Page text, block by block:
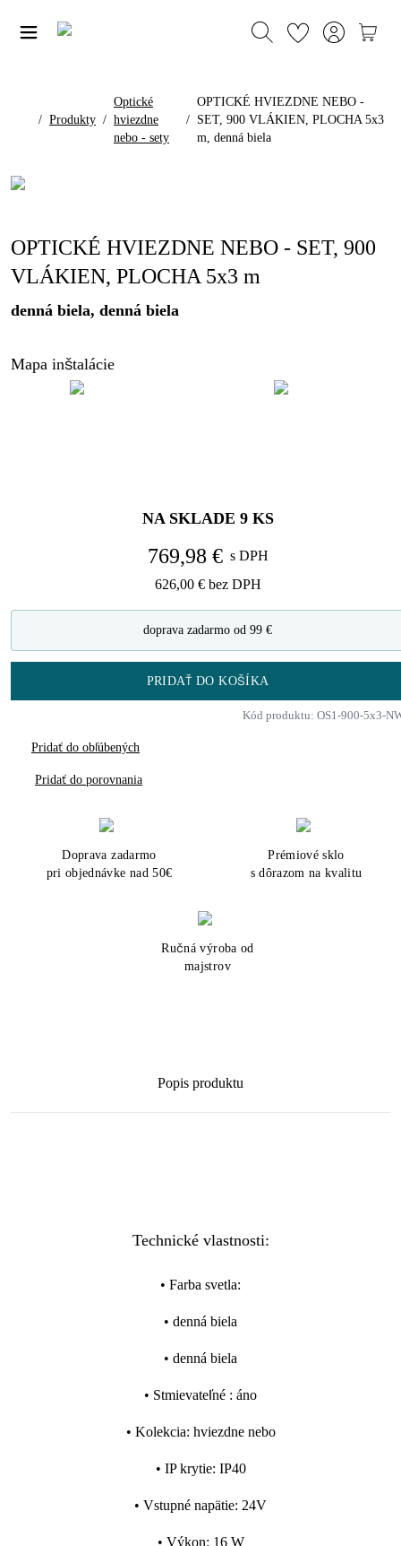
/ Produkty /
Optické
hviezdne
nebo - sety
/
OPTICKÉ HVIEZDNE NEBO -
SET, 900 VLÁKIEN, PLOCHA 5x3
m, denná biela
OPTICKÉ HVIEZDNE NEBO - SET, 900
VLÁKIEN, PLOCHA 5x3 m
denná biela, denná biela
Mapa inštalácie
NA SKLADE 9 KS
769,98 € s DPH
626,00 € bez DPH
doprava zadarmo od 99 €
PRIDAŤ DO KOŠÍKA
Kód produktu: OS1-900-5x3-
Pridať do obľúbených
Pridať do porovnania
Doprava zadarmo
pri objednávke nad 50€
Prémiové sklo
s dôrazom na kvalitu
Ručná výroba od
majstrov
Popis produktu
Technické vlastnosti:
• Farba svetla:
• denná biela
• denná biela
• Stmievateľné : áno
• Kolekcia: hviezdne nebo
• IP krytie: IP40
• Vstupné napätie: 24V
• Výkon: 16 W